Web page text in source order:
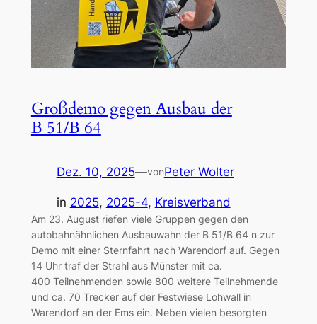
Großdemo gegen Ausbau der
B 51/B 64
Dez. 10, 2025—vonPeter Wolter
in 2025, 2025-4, Kreisverband
Am 23. August riefen viele Gruppen gegen den
autobahnähnlichen Ausbauwahn der B 51/B 64 n zur
Demo mit einer Sternfahrt nach Warendorf auf. Gegen
14 Uhr traf der Strahl aus Münster mit ca.
400 Teilnehmenden sowie 800 weitere Teilnehmende
und ca. 70 Trecker auf der Festwiese Lohwall in
Warendorf an der Ems ein. Neben vielen besorgten